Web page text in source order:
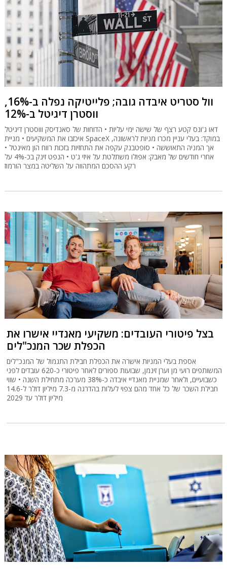
וול סטריט איבדה גובה; פלייטיקה נפלה ב-16%,
ווסטרן דיגיטל ב-12%
דאו ג'ונס קטע רצף של שישה ימי עליות • הדוחות של סאנדיסק וווסטרן דיגיטל
איכזבו את המשקיעים • מניית SpaceX במוקד: בעלי עניין מכרו מניות לראשונה,
אך המניה התאוששה • סופטבנק עקפה את התחזיות בזכות רווח הון מאינטל •
אחרי חודשים של מאבק: אפולו משתלטת על איזי ג'ט • הנפט זינק בכ-4% על
רקע ההסכם המתהווה על השליטה במצר הורמוז
בצל פיטורי העובדים: משקיעי מאנדיי אישרו את
הכפלת שכר המנכ"לים
אספת בעלי המניות אישרה את הכפלת חבילת התגמול של המנכ"לים
המשותפים רועי מן וערן זינמן, שבועות ספורים לאחר פיטורי כ-620 עובדים לפני
כשבועיים, ולאחר שמניית מאנדיי איבדה כ-38% מערכה מתחילת השנה • שווי
חבילת השכר של כל אחד מהם צפוי לעלות בהדרגה מ-7.3 מיליון דולר ל-14.6
מיליון דולר עד 2029